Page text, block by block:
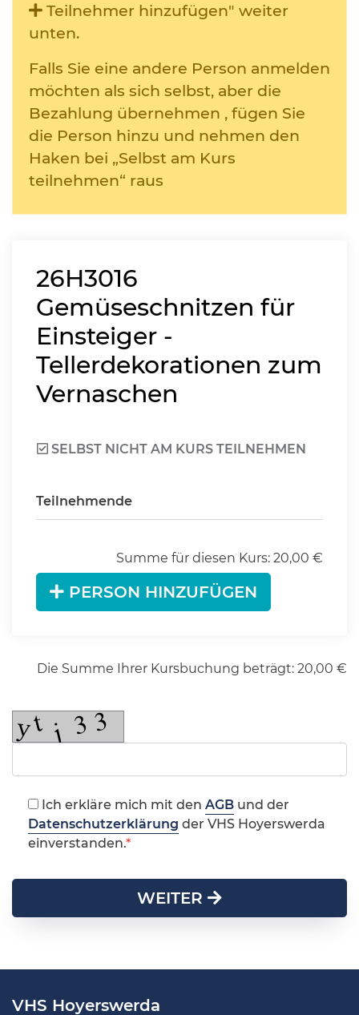
Teilnehmer hinzufügen" weiter
unten.
Falls Sie eine andere Person anmelden
möchten als sich selbst, aber die
Bezahlung übernehmen , fügen Sie
die Person hinzu und nehmen den
Haken bei „Selbst am Kurs
teilnehmen“ raus
26H3016
Gemüseschnitzen für
Einsteiger -
Tellerdekorationen zum
Vernaschen
SELBST NICHT AM KURS TEILNEHMEN
Teilnehmende
Summe für diesen Kurs: 20,00 €
PERSON HINZUFÜGEN
Die Summe Ihrer Kursbuchung beträgt: 20,00 €
Ich erkläre mich mit den AGB und der
Datenschutzerklärung der VHS Hoyerswerda
einverstanden.
WEITER
VHS Hoyerswerda